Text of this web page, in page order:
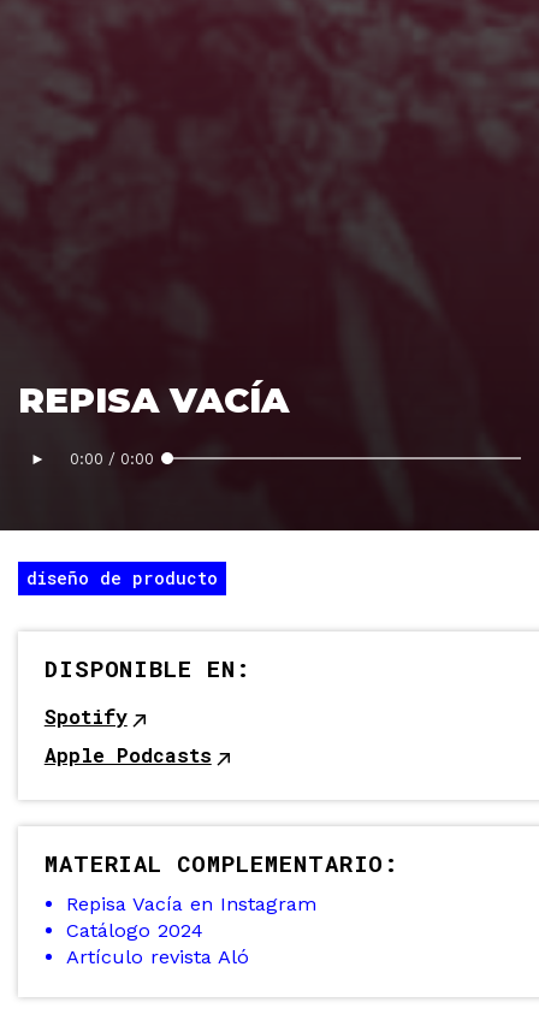
REPISA VACÍA
► 0:00 / 0:00
diseño de producto
DISPONIBLE EN:
Spotify
Apple Podcasts
MATERIAL COMPLEMENTARIO:
Repisa Vacía en Instagram
Catálogo 2024
Artículo revista Aló